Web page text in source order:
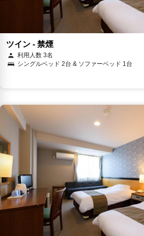
ツイン - 禁煙
利用人数 3名
シングルベッド 2台 & ソファーベッド 1台